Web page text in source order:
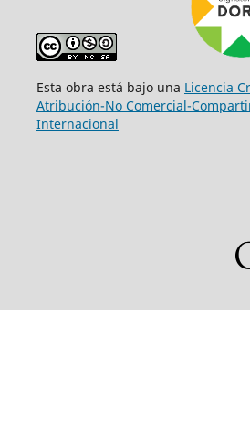
Esta obra está bajo una Licencia
Atribución-No Comercial-
Internacional